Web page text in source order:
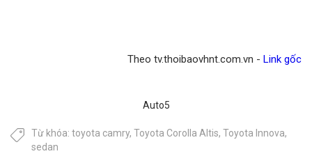
Theo tv.thoibaovhnt.com.vn - Link gốc
Auto5
Từ khóa: toyota camry, Toyota Corolla Altis, Toyota Innova,
sedan